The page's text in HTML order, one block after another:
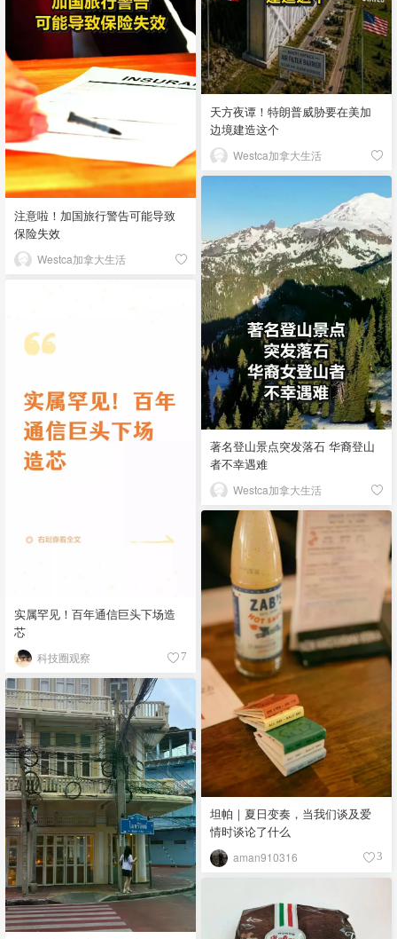
天方夜谭！特朗普威胁要在美加
边境建造这个
Westca加拿大生活
注意啦！加国旅行警告可能导致
保险失效
Westca加拿大生活
著名登山景点突发落石 华裔登山
者不幸遇难
Westca加拿大生活
实属罕见！百年通信巨头下场造
芯
科技圈观察 7
坦帕｜夏日变奏，当我们谈及爱
情时谈论了什么
aman910316 3